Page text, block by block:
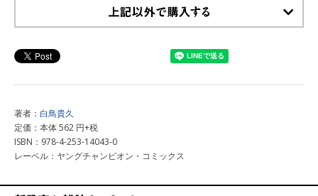
著者： 白鳥貴久
定価：本体 562 円+税
ISBN：978-4-253-14043-0
レーベル：ヤングチャンピオン・コミックス